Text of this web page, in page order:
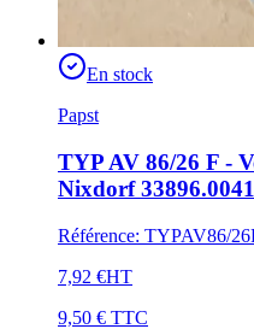
En stock
Papst
TYP AV 86/26 F -
Nixdorf
Référence: TYPAV86/
7,92 €HT
9,50 € TTC